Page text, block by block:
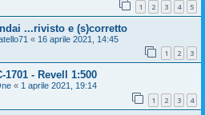
1 2 3 4 5
...rivisto e (s)corretto
« 16 aprile 2021, 14:45
1 2 3
1701 - Revell 1:500
« 1 aprile 2021, 19:14
1 2 3 4